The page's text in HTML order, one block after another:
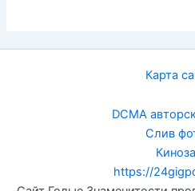
Карта
DCMA
Слив
https://